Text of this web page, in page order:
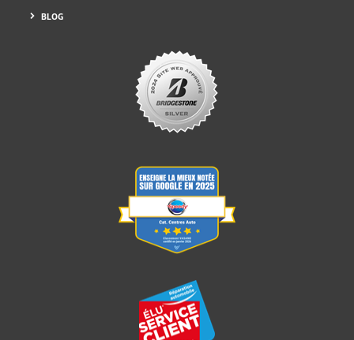
BLOG